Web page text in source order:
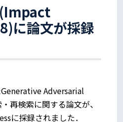
(Impact
に論文が採録
Adversarial
再検索に関する論文が、
に採録されました．